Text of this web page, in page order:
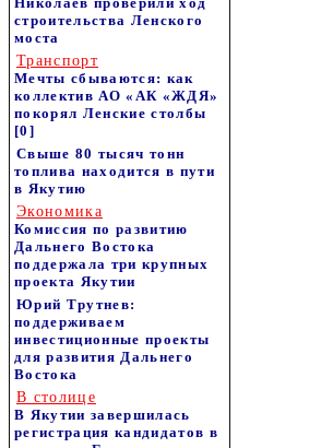
строительства Ленского
моста
Транспорт
Мечты сбываются: как
коллектив АО «АК «ЖДЯ»
покорял Ленские столбы
[0]
Свыше 80 тысяч тонн
топлива находится в пути
в Якутию
Экономика
Комиссия по развитию
Дальнего Востока
поддержала три крупных
проекта Якутии
Юрий Трутнев:
поддерживаем
инвестиционные проекты
для развития Дальнего
Востока
В столице
В Якутии завершилась
регистрация кандидатов в